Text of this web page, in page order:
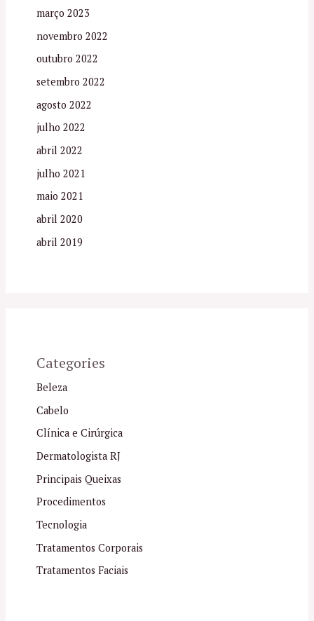
março 2023
novembro 2022
outubro 2022
setembro 2022
agosto 2022
julho 2022
abril 2022
julho 2021
maio 2021
abril 2020
abril 2019
Categories
Beleza
Cabelo
Clínica e Cirúrgica
Dermatologista RJ
Principais Queixas
Procedimentos
Tecnologia
Tratamentos Corporais
Tratamentos Faciais